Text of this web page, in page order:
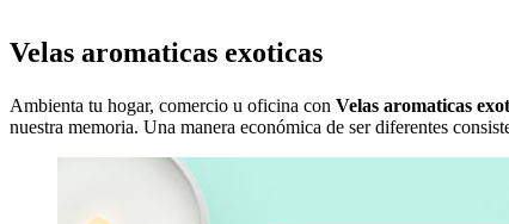
Velas aromaticas exoticas
Ambienta tu hogar, comercio u oficina con Velas aromaticas
nuestra memoria. Una manera económica de ser diferentes